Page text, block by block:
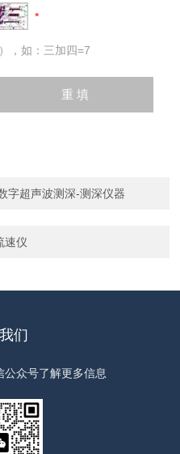
，如：三加四=7
字超声波测深-测深仪器
速仪
们
众号了解更多信息